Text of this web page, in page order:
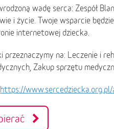
wadę serca: Zespół
i życie. Twoje wsparcie
internetowej dziecka.
przeznaczymy na: Leczenie i
Zakup sprzętu
https://